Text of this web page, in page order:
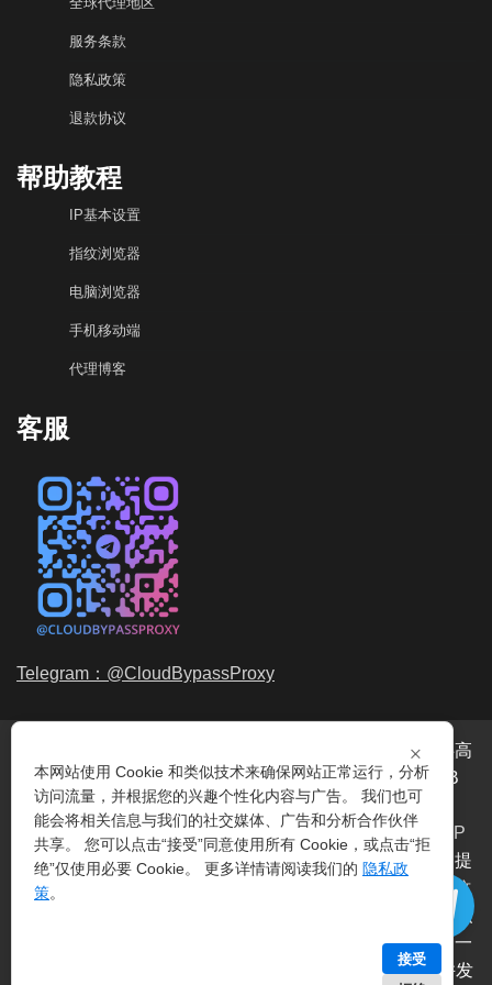
服务条款
隐私政策
退款协议
帮助教程
IP基本设置
指纹浏览器
电脑浏览器
手机移动端
代理博客
客服
Telegram：@CloudBypassProxy
代理服务提供商，我们提供高
品质、永不过期的动态代理IP池流量包，价格最低2元/GB
起。我们的IP资源包括超过3.5亿的动态住宅IP和机房IP，
覆盖全球200多个国家。支持HTTP代理IP 和 Socks5代理IP
协议，IP可用率超过99%。购买我们的服务即可享受穿云提
供的
指纹
、爬虫抓取、电商系统、网络测试、SEO等。穿云
动态机房IP服务，一
次购买即可获得无限时效、不限平台、不限带宽、不限并发
×
本网站使用 Cookie 和类似技术来确保网站正常运行，分析
访问流量，并根据您的兴趣个性化内容与广告。 我们也可
能会将相关信息与我们的社交媒体、广告和分析合作伙伴
共享。 您可以点击“接受”同意使用所有 Cookie，或点击“拒
绝”仅使用必要 Cookie。 更多详情请阅读我们的 隐私政
策。
接受